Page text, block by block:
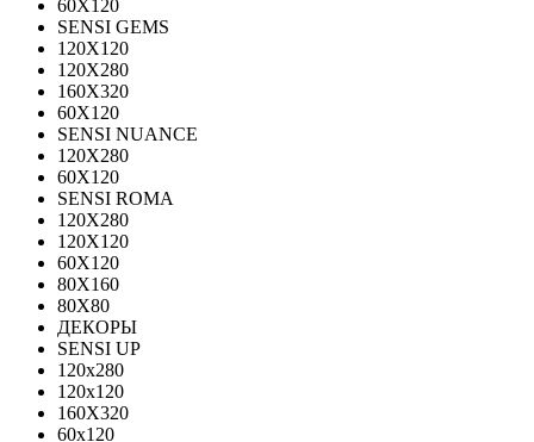
60Х120
SENSI GEMS
120Х120
120Х280
160X320
60X120
SENSI NUANCE
120X280
60X120
SENSI ROMA
120X280
120Х120
60X120
80X160
80X80
ДЕКОРЫ
SENSI UP
120x280
120х120
160X320
60х120